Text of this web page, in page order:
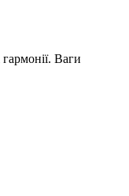
Ваги